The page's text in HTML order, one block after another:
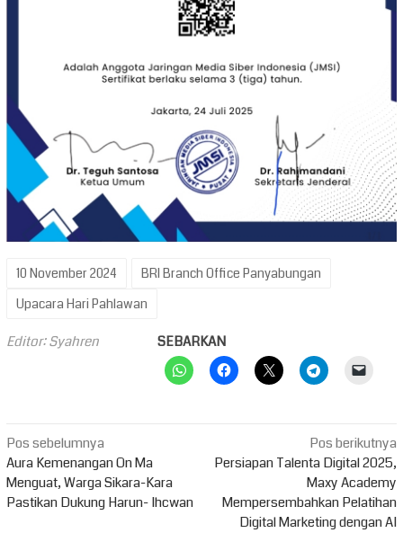
10 November 2024
BRI Branch Office Panyabungan
Upacara Hari Pahlawan
Editor: Syahren SEBARKAN
Navigasi
pos
Pos sebelumnya
Aura Kemenangan On Ma
Menguat, Warga Sikara-Kara
Pastikan Dukung Harun- Ihcwan
Pos berikutnya
Persiapan Talenta Digital 2025,
Maxy Academy
Mempersembahkan Pelatihan
Digital Marketing dengan AI